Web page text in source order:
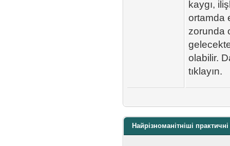
kaygı,
ortamda
zorunda
olabilir.
tıklayın.
Найрізноманітніші